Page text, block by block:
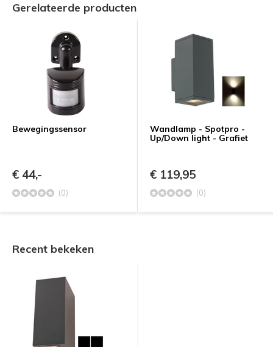
Gerelateerde producten
Bewegingssensor
€ 44,-
(0)
Wandlamp - Spotpro -
Up/Down light - Grafiet
€ 119,95
(0)
Recent bekeken